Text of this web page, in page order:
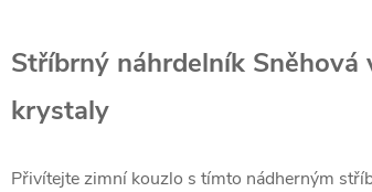
Stříbrný náhrdelník Sněhová
krystaly
Přivítejte zimní kouzlo s tímto nádherným